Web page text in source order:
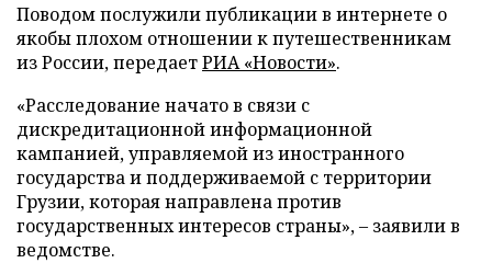
Поводом послужили публикации в интернете о
якобы плохом отношении к путешественникам
из России, передаетРИА «Новости».
«Расследование начато в связи с
дискредитационной информационной
кампанией, управляемой из иностранного
государства и поддерживаемой с территории
Грузии, которая направлена против
государственных интересов страны», – заявили в
ведомстве.